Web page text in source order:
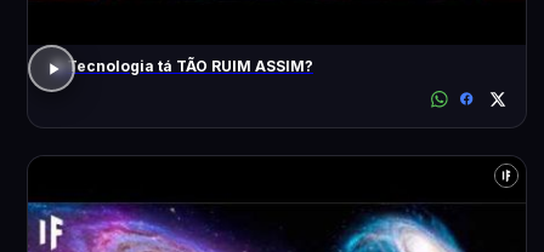
A Tecnologia tá TÃO RUIM ASSIM?